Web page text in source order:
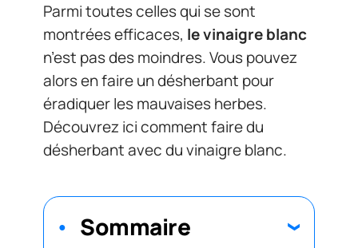
Parmi toutes celles qui se sont
montrées efficaces, le vinaigre blanc
n’est pas des moindres. Vous pouvez
alors en faire un désherbant pour
éradiquer les mauvaises herbes.
Découvrez ici comment faire du
désherbant avec du vinaigre blanc.
Sommaire